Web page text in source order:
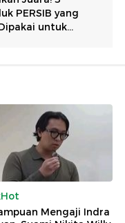
Mengaji Indra